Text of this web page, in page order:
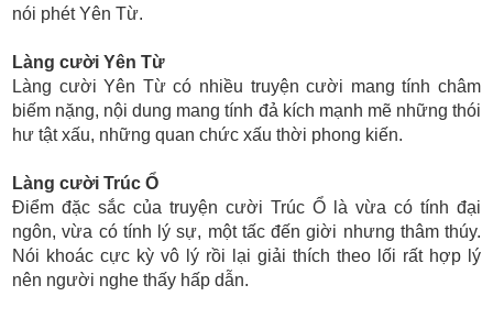
nói phét Yên Từ.
Làng cười Yên Từ
Làng cười Yên Từ có nhiều truyện cười mang tính châm
biếm nặng, nội dung mang tính đả kích mạnh mẽ những thói
hư tật xấu, những quan chức xấu thời phong kiến.
Làng cười Trúc Ổ
Điểm đặc sắc của truyện cười Trúc Ổ là vừa có tính đại
ngôn, vừa có tính lý sự, một tấc đến giời nhưng thâm thúy.
Nói khoác cực kỳ vô lý rồi lại giải thích theo lối rất hợp lý
nên người nghe thấy hấp dẫn.